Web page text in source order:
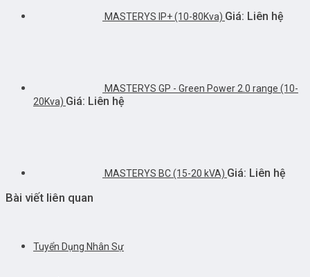
MASTERYS IP+ (10-80Kva) Giá: Liên hệ
MASTERYS GP - Green Power 2.0 range (10-
20Kva) Giá: Liên hệ
MASTERYS BC (15-20 kVA) Giá: Liên hệ
Bài viết liên quan
Tuyển Dụng Nhân Sự